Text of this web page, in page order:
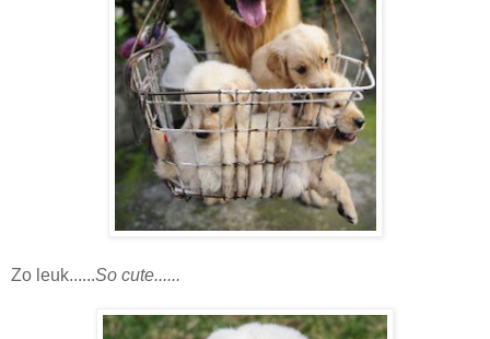
Zo leuk......So cute......